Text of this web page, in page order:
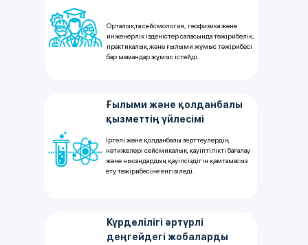
Ғылыми және қолданбалы
қызметтің үйлесімі
Іргелі және қолданбалы зерттеулердің
нәтижелері сейсмикалық қауіптілікті бағалау
және нысандардың қауіпсіздігін қамтамасыз
ету тәжірибесіне енгізіледі.
Орталықта сейсмология, геофизика және
инженерлік ізденістер саласында тәжірибелік,
практикалық және ғылыми жұмыс тәжірибесі
бар мамандар жұмыс істейді.
Күрделілігі әртүрлі
деңгейдегі жобаларды